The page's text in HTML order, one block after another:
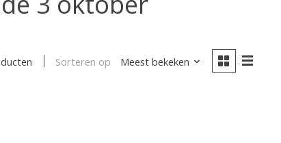
Sorteren op Meest bekeken